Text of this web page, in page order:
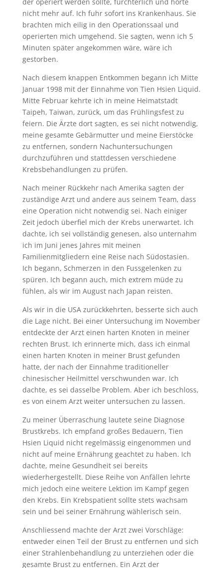
nicht mehr auf. Ich fuhr sofort ins Krankenhaus. Sie
brachten mich eilig in den Operationssaal und
operierten mich umgehend. Sie sagten, wenn ich 5
Minuten später angekommen wäre, wäre ich
gestorben.
Nach diesem knappen Entkommen begann ich Mitte
Januar 1998 mit der Einnahme von Tien Hsien Liquid.
Mitte Februar kehrte ich in meine Heimatstadt
Taipeh, Taiwan, zurück, um das Frühlingsfest zu
feiern. Die Ärzte dort sagten, es sei nicht notwendig,
meine gesamte Gebärmutter und meine Eierstöcke
zu entfernen, sondern Nachuntersuchungen
durchzuführen und stattdessen verschiedene
Krebsbehandlungen zu prüfen.
Nach meiner Rückkehr nach Amerika sagten der
zuständige Arzt und andere aus seinem Team, dass
eine Operation nicht notwendig sei. Nach einiger
Zeit jedoch überfiel mich der Krebs unerwartet. Ich
dachte, ich sei vollständig genesen, also unternahm
ich im Juni jenes Jahres mit meinen
Familienmitgliedern eine Reise nach Südostasien.
Ich begann, Schmerzen in den Fussgelenken zu
spüren. Ich begann auch, mich extrem müde zu
fühlen, als wir im August nach Japan reisten.
Als wir in die USA zurückkehrten, besserte sich auch
die Lage nicht. Bei einer Untersuchung im November
entdeckte der Arzt einen harten Knoten in meiner
rechten Brust. Ich erinnerte mich, dass ich einmal
einen harten Knoten in meiner Brust gefunden
hatte, der nach der Einnahme traditioneller
chinesischer Heilmittel verschwunden war. Ich
dachte, es sei dasselbe Problem. Aber ich beschloss,
es von einem Arzt weiter untersuchen zu lassen.
Zu meiner Überraschung lautete seine Diagnose
Brustkrebs. Ich empfand großes Bedauern, Tien
Hsien Liquid nicht regelmässig eingenommen und
nicht auf meine Ernährung geachtet zu haben. Ich
dachte, meine Gesundheit sei bereits
wiederhergestellt. Diese Reihe von Anfällen lehrte
mich jedoch eine weitere Lektion im Kampf gegen
den Krebs. Ein Krebspatient sollte stets wachsam
sein und bei seiner Ernährung wählerisch sein.
Anschliessend machte der Arzt zwei Vorschläge:
entweder einen Teil der Brust zu entfernen und sich
einer Strahlenbehandlung zu unterziehen oder die
gesamte Brust zu entfernen. Ein Arzt der